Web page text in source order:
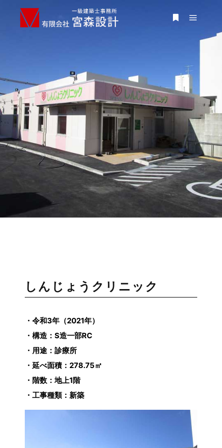
しんじょうクリニック
しんじょうクリニック
・令和3年（2021年）
・構造：S造一部RC
・用途：診療所
・延べ面積：278.75㎡
・階数：地上1階
・工事種類：新築